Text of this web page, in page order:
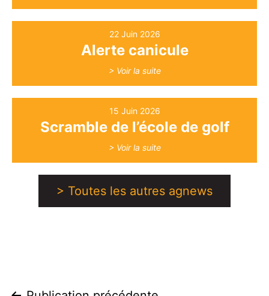
22 Juin 2026
Alerte canicule
> Voir la suite
15 Juin 2026
Scramble de l’école de golf
> Voir la suite
> Toutes les autres agnews